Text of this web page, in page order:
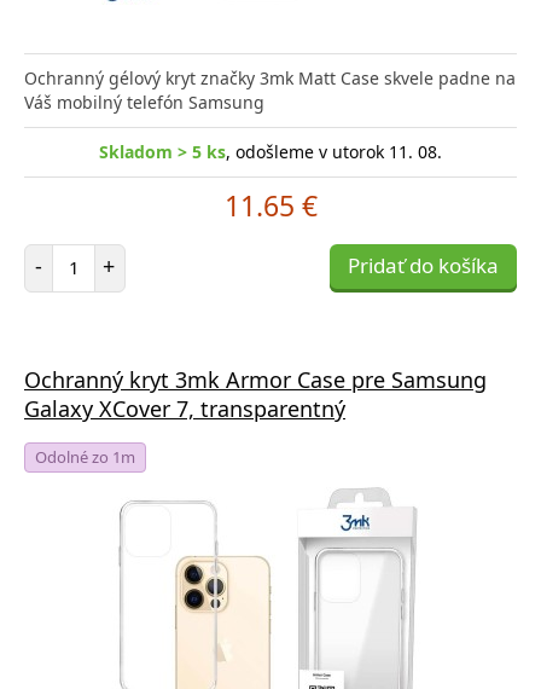
Ochranný gélový kryt značky 3mk Matt Case skvele padne na
Váš mobilný telefón Samsung
Skladom > 5 ks, odošleme v utorok 11. 08.
11.65 €
- Počet položiek
+ Pridať do košíka
Ochranný kryt 3mk Armor Case pre Samsung
Galaxy XCover 7, transparentný
Odolné zo 1m